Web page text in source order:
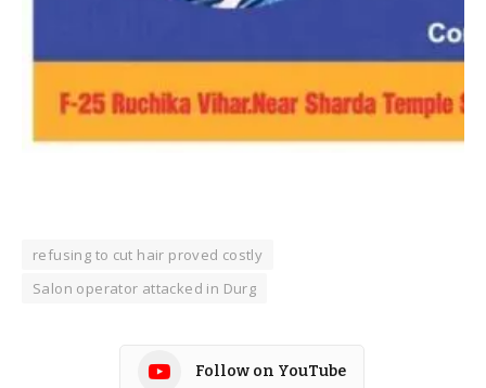
refusing to cut hair proved costly
Salon operator attacked in Durg
Follow on YouTube